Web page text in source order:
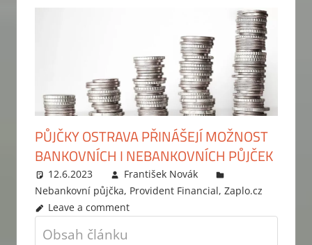
PŮJČKY OSTRAVA PŘINÁŠEJÍ MOŽNOST
BANKOVNÍCH I NEBANKOVNÍCH PŮJČEK
12.6.2023
František Novák
Nebankovní půjčka, Provident Financial, Zaplo.cz
Leave a comment
Obsah článku